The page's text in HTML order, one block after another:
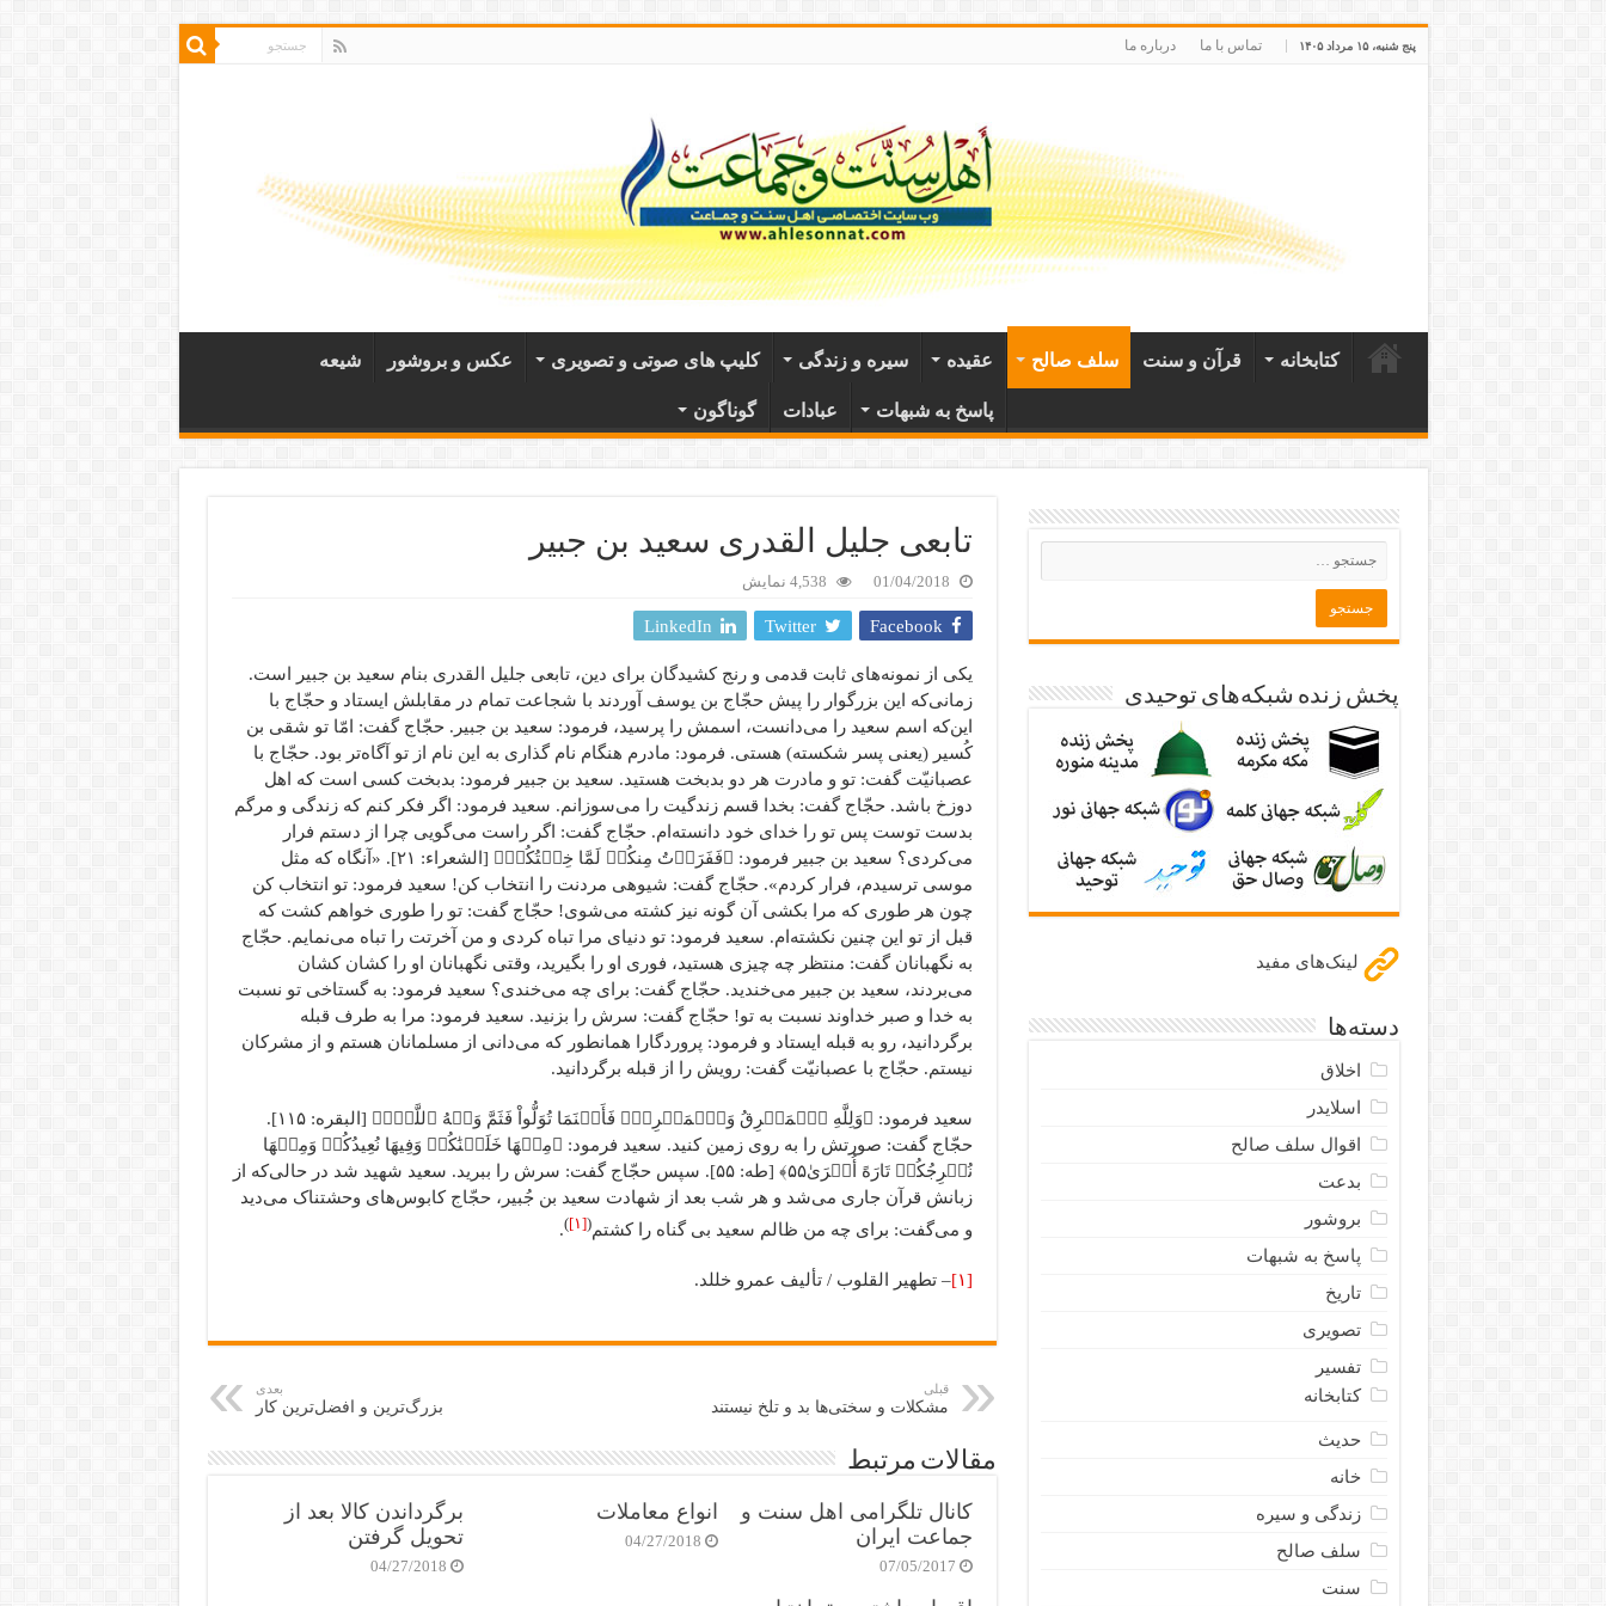
پنج شنبه، ۱۵ مرداد ۱۴۰۵ تماس با ما درباره ما
کتابخانه قرآن و سنت سلف صالح عقيده سیره و زندگی کلیپ های صوتی و تصویری عکس و بروشور شیعه
پاسخ به شبهات عبادات گوناگون
تابعی جلیل القدری سعید بن جبیر
01/04/2018 4,538 نمایش
Facebook
Twitter
LinkedIn
یکی از نمونه‌های ثابت قدمی و رنج کشیدگان برای دین، تابعی جلیل القدری بنام سعید بن جبیر است.
زمانی‌که این بزرگوار را پیش حجّاج بن یوسف آوردند با شجاعت تمام در مقابلش ایستاد و حجّاج با
این‌که اسم سعید را می‌دانست، اسمش را پرسید، فرمود: سعید بن جبیر. حجّاج گفت: امّا تو شقی بن
کُسیر (یعنی پسر شکسته) هستی. فرمود: مادرم هنگام نام گذاری به این نام از تو آگاه‌تر بود. حجّاج با
عصبانیّت گفت: تو و مادرت هر دو بدبخت هستید. سعید بن جبیر فرمود: بدبخت کسی است که اهل
دوزخ باشد. حجّاج گفت: بخدا قسم زندگیت را می‌سوزانم. سعید فرمود: اگر فکر کنم که زندگی و مرگم
بدست توست پس تو را خدای خود دانسته‌ام. حجّاج گفت: اگر راست می‌گویی چرا از دستم فرار
می‌کردی؟ سعید بن جبیر فرمود: ﴿فَفَرَرۡتُ مِنکُمۡ لَمَّا خِفۡتُکُمۡ﴾ [الشعراء: ۲۱]. «آنگاه که مثل
موسی ترسیدم، فرار کردم». حجّاج گفت: شیوه­ی مردنت را انتخاب کن! سعید فرمود: تو انتخاب کن
چون هر طوری که مرا بکشی آن گونه نیز کشته می‌شوی! حجّاج گفت: تو را طوری خواهم کشت که
قبل از تو این چنین نکشته‌ام. سعید فرمود: تو دنیای مرا تباه کردی و من آخرتت را تباه می‌نمایم. حجّاج
به نگهبانان گفت: منتظر چه چیزی هستید، فوری او را بگیرید، وقتی نگهبانان او را کشان کشان
می‌بردند، سعید بن جبیر می‌خندید. حجّاج گفت: برای چه می‌خندی؟ سعید فرمود: به گستاخی تو نسبت
به خدا و صبر خداوند نسبت به تو! حجّاج گفت: سرش را بزنید. سعید فرمود: مرا به طرف قبله
برگردانید، رو به قبله ایستاد و فرمود: پروردگارا همانطور که می‌دانی از مسلمانان هستم و از مشرکان
نیستم. حجّاج با عصبانیّت گفت: رویش را از قبله برگردانید.
سعید فرمود: ﴿وَلِلَّهِ ٱلۡمَشۡرِقُ وَٱلۡمَغۡرِبُۚ فَأَیۡنَمَا تُوَلُّواْ فَثَمَّ وَجۡهُ ٱللَّهِۚ﴾ [البقره: ۱۱۵].
حجّاج گفت: صورتش را به روی زمین کنید. سعید فرمود: ﴿مِنۡهَا خَلَقۡنَٰکُمۡ وَفِیهَا نُعِیدُکُمۡ وَمِنۡهَا
نُخۡرِجُکُمۡ تَارَهً أُخۡرَىٰ۵۵﴾ [طه: ۵۵]. سپس حجّاج گفت: سرش را ببرید. سعید شهید شد در حالی‌که از
زبانش قرآن جاری می‌شد و هر شب بعد از شهادت سعید بن جُبیر، حجّاج کابوس‌های وحشتناک می‌دید
و می‌گفت: برای چه من ظالم سعید بی گناه را کشتم([۱] )
.
[۱] – تطهیر القلوب / تألیف عمرو خللد.
قبلی
مشکلات و سختی‌ها بد و تلخ نیستند
بعدی
بزرگ‌ترین و افضل‌ترین کار
مقالات مرتبط
کانال تلگرامی اهل سنت و
جماعت ایران
07/05/2017
انواع معاملات
04/27/2018
برگرداندن کالا بعد از
تحویل گرفتن
04/27/2018
پخش زنده شبکه‌های توحیدی
لینک‌های مفید
دسته‌ها
اخلاق
اسلایدر
اقوال سلف صالح
بدعت
بروشور
پاسخ به شبهات
تاریخ
تصویری
تفسیر
کتابخانه
حدیث
خانه
زندگی و سیره
سلف صالح
سنت